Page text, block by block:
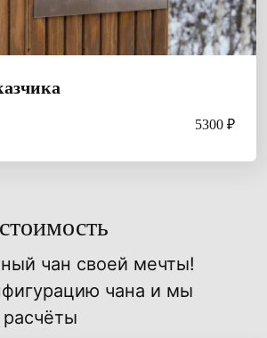
5300 ₽
чан своей мечты!
чана и мы